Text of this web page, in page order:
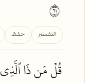
التفسير حفظ
قُلۡمَن ذَا ٱلَّذِي